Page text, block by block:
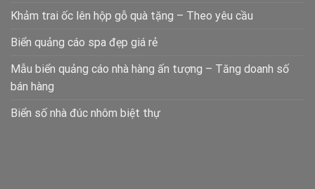
Khảm trai ốc lên hộp gỗ quà tặng – Theo yêu cầu
Biển quảng cáo spa đẹp giá rẻ
Mẫu biển quảng cáo nhà hàng ấn tượng – Tăng doanh số
bán hàng
Biển số nhà đúc nhôm biệt thự